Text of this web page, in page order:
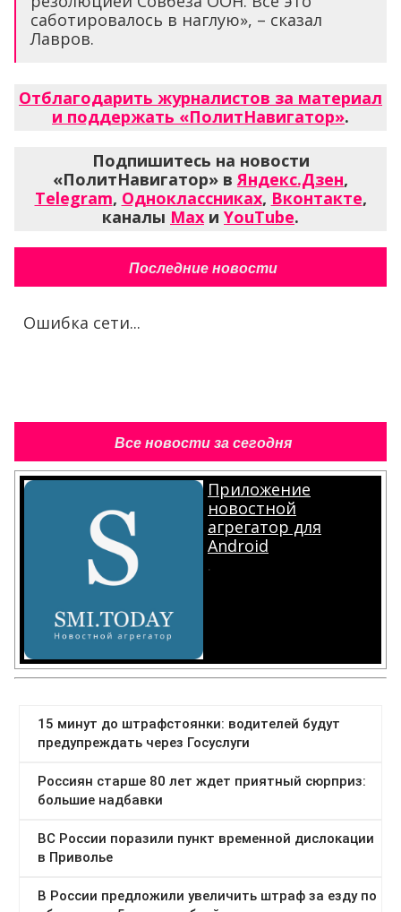
саботировалось в наглую», – сказал
Лавров.
Отблагодарить журналистов за материал
и поддержать «ПолитНавигатор».
Подпишитесь на новости
«ПолитНавигатор» вЯндекс.Дзен,
Telegram, Одноклассниках, Вконтакте,
каналы Max и YouTube.
Последние новости
Ошибка сети...
Все новости за сегодня
Приложение
новостной
агрегатор для
Android
.